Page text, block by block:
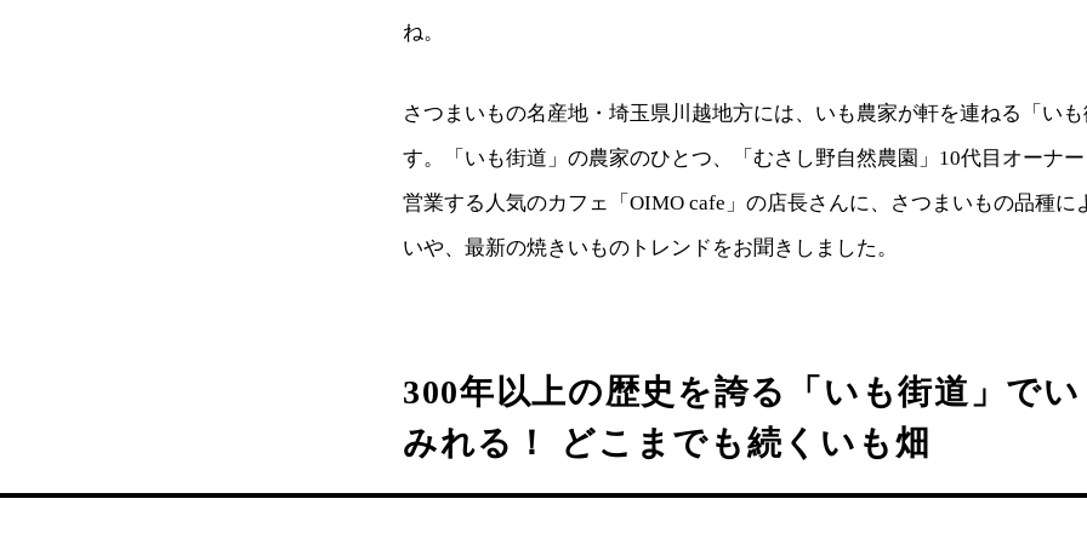
ね。
さつまいもの名産地・埼玉県川越地方には、いも農家が軒を連ねる「いも
す。「いも街道」の農家のひとつ、「むさし野自然農園」10代目オーナ
営業する人気のカフェ「OIMO cafe」の店長さんに、さつまいもの品種に
いや、最新の焼きいものトレンドをお聞きしました。
300年以上の歴史を誇る「いも街道」でい
みれる！ どこまでも続くいも畑